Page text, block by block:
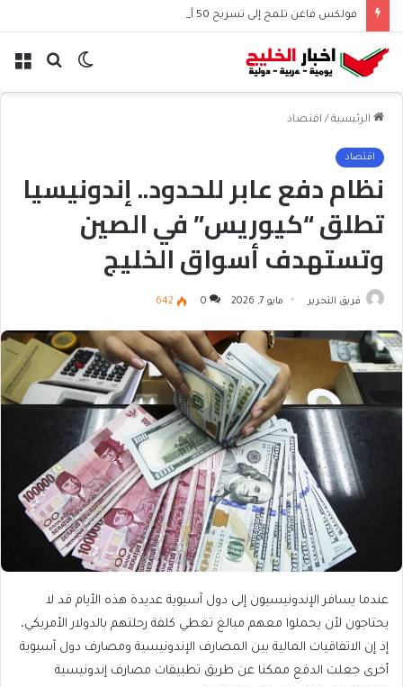
فولكس فاغن تلمح إلى تسريح 50 ألف موظف عالميًا
بحث الوضع
الرئيسية / اقتصاد
اقتصاد
نظام دفع عابر للحدود.. إندونيسيا
تطلق “كيوريس” في الصين
وتستهدف أسواق الخليج
فريق التحرير مايو 7, 2026 0
642
عندما يسافر الإندونيسيون إلى دول آسيوية عديدة هذه الأيام قد لا
يحتاجون لأن يحملوا معهم مبالغ تغطي كلفة رحلتهم بالدولار الأمريكي،
إذ إن الاتفاقيات المالية بين المصارف الإندونيسية ومصارف دول آسيوية
أخرى جعلت الدفع ممكنا عن طريق تطبيقات مصارف إندونيسية